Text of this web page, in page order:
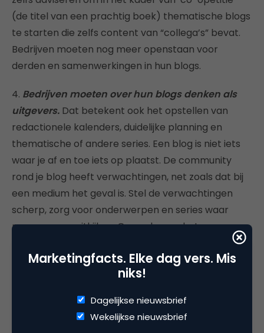
(de titel van een prachtig boek) thematische blogs
te starten die zelfs content van “collega’s” bevat.
Bedrijven moeten nog meer openstaan voor
derden en samenwerkingen in hun blogs.
4. Bedrijven moeten over hun blogs denken als
uitgevers. Dat betekent ook het opstellen van
redactionele kalenders, duidelijke planning en
thematische of andere series. Een blog is niet iets
waar je af en toe iets op plaatst. De community
rond je blog heeft verwachtingen, net zoals dat bij
een medium het geval is. Stel de verwachtingen
scherp, zorg voor onderwerpen en series waar
mensen naar uitkijken. Ga veel meer het
volwaardige interactieve media. Door het opstellen
van redactionele kalenders in functie van wat er
gebeurt in de markt en gebeurtenissen die tijdens
specifieke periodes in het leven van je doelgroep
spelen, wordt de waarde van je blog veel groter.
Marketingfacts. Elke dag vers. Mis
niks!
Dagelijkse nieuwsbrief
Wekelijkse nieuwsbrief